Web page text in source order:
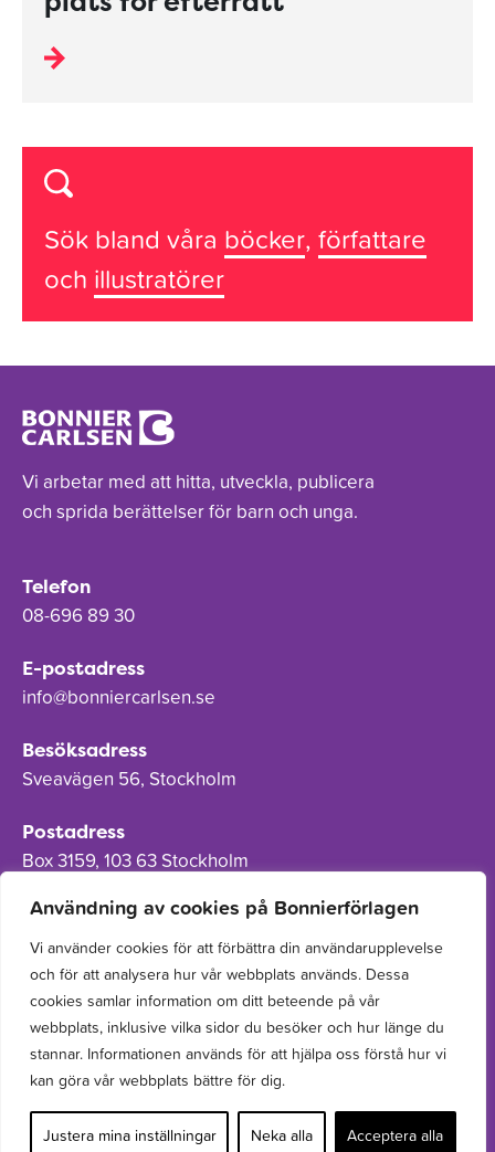
Användning av cookies på Bonnierförlagen
Vi använder cookies för att förbättra din användarupplevelse
och för att analysera hur vår webbplats används. Dessa
cookies samlar information om ditt beteende på vår
webbplats, inklusive vilka sidor du besöker och hur länge du
stannar. Informationen används för att hjälpa oss förstå hur vi
kan göra vår webbplats bättre för dig.
Justera mina inställningar Neka alla Acceptera alla
Sök bland våra böcker, författare
och illustratörer
Vi arbetar med att hitta, utveckla, publicera
och sprida berättelser för barn och unga.
Telefon
08-696 89 30
E-postadress
info@bonniercarlsen.se
Besöksadress
Sveavägen 56, Stockholm
Postadress
Box 3159, 103 63 Stockholm
Om Bonnierförlagen
Cookies
Integritetspolicy